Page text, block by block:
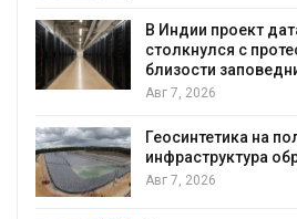
воду
Авг 7, 2026
Дождевая
Авг 7, 2026
Минприроды